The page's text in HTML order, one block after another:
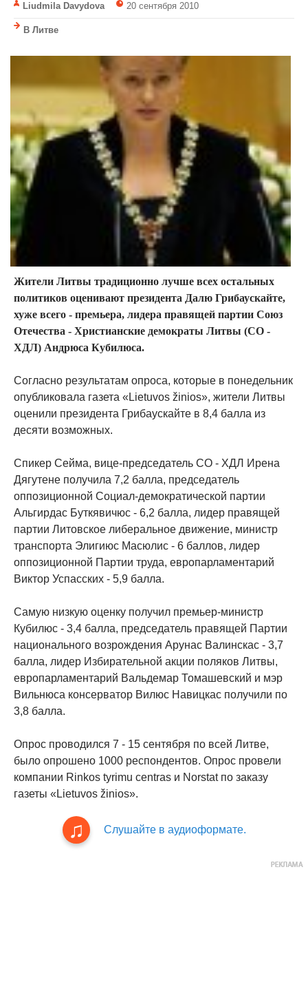
Liudmila Davydova 20 сентября 2010
В Литве
Жители Литвы традиционно лучше всех остальных
политиков оценивают президента Далю Грибаускайте,
хуже всего - премьера, лидера правящей партии Союз
Отечества - Христианские демократы Литвы (СО -
ХДЛ) Андрюса Кубилюса.
Согласно результатам опроса, которые в понедельник
опубликовала газета «Lietuvos žinios», жители Литвы
оценили президента Грибаускайте в 8,4 балла из
десяти возможных.
Спикер Сейма, вице-председатель СО - ХДЛ Ирена
Дягутене получила 7,2 балла, председатель
оппозиционной Социал-демократической партии
Альгирдас Буткявичюс - 6,2 балла, лидер правящей
партии Литовское либеральное движение, министр
транспорта Элигиюс Масюлис - 6 баллов, лидер
оппозиционной Партии труда, европарламентарий
Виктор Успасских - 5,9 балла.
Самую низкую оценку получил премьер-министр
Кубилюс - 3,4 балла, председатель правящей Партии
национального возрождения Арунас Валинскас - 3,7
балла, лидер Избирательной акции поляков Литвы,
европарламентарий Вальдемар Томашевский и мэр
Вильнюса консерватор Вилюс Навицкас получили по
3,8 балла.
Опрос проводился 7 - 15 сентября по всей Литве,
было опрошено 1000 респондентов. Опрос провели
компании Rinkos tyrimu centras и Norstat по заказу
газеты «Lietuvos žinios».
Слушайте в аудиоформате.